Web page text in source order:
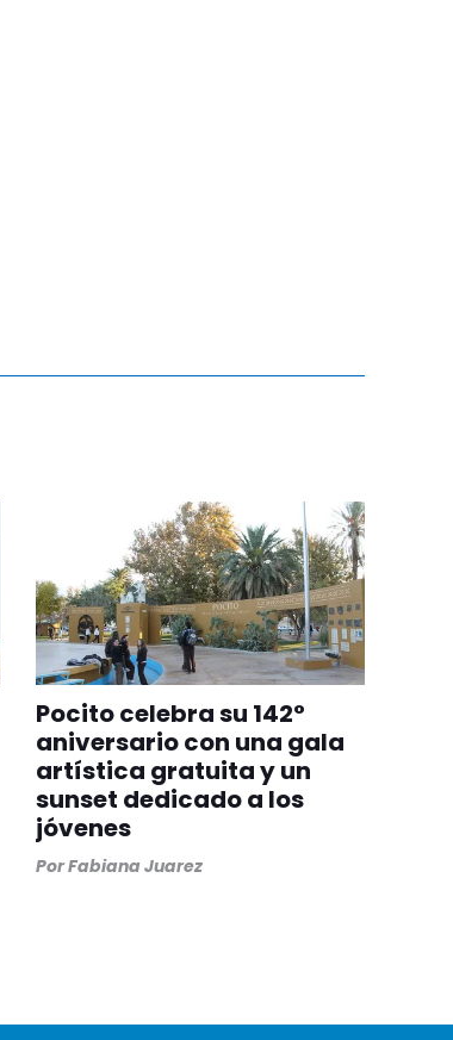
Pocito celebra su 142°
aniversario con una gala
artística gratuita y un
sunset dedicado a los
jóvenes
PorFabiana Juarez